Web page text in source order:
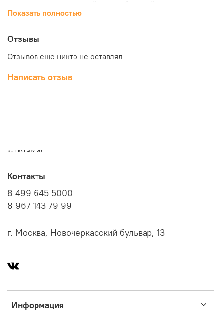
материал. При изготовлении используется
выдерживает вес до 1000 кг. Корпус ванны с нижней
стороны оклеивается стекловирингом, затем борта и
днище укрепляются закладными из ДСП. Добавка
AntiMicrob противодействует возникновению и
размножению бактерий и микроорганизмов на
поверхности ванны. Улучшенный сток - горизонтальные
Показать полностью
Отзывы
Отзывов еще никто не оставлял
Написать отзыв
KUBIKSTROY.RU
Информация
Контакты
8 499 645 5000
8 967 143 79 99
г. Москва, Новочеркасский бульвар, 13